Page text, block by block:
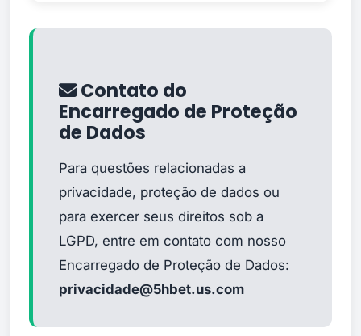
Contato do
Encarregado de Proteção
de Dados
Para questões relacionadas a
privacidade, proteção de dados ou
para exercer seus direitos sob a
LGPD, entre em contato com nosso
Encarregado de Proteção de Dados:
privacidade@5hbet.us.com